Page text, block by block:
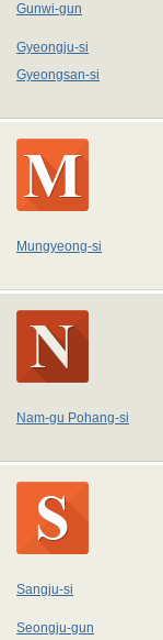
Gunwi-gun
Gyeongju-si
Gyeongsan-si
Mungyeong-si
Nam-gu Pohang-si
Sangju-si
Seongju-gun